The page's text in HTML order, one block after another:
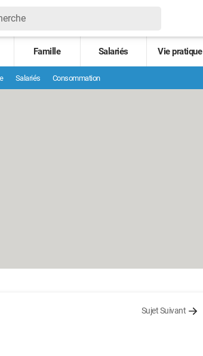
Famille Salariés Vie pratique
Salariés Consommation
Sujet Suivant